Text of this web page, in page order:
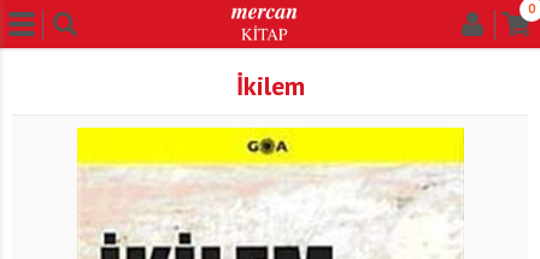
0
İkilem